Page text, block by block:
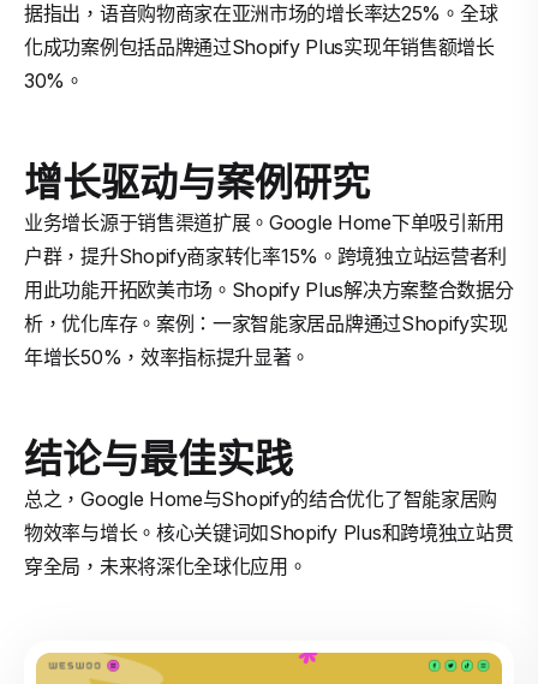
据指出，语音购物商家在亚洲市场的增长率达25%。全球
化成功案例包括品牌通过Shopify Plus实现年销售额增长
30%。
增长驱动与案例研究
业务增长源于销售渠道扩展。Google Home下单吸引新用
户群，提升Shopify商家转化率15%。跨境独立站运营者利
用此功能开拓欧美市场。Shopify Plus解决方案整合数据分
析，优化库存。案例：一家智能家居品牌通过Shopify实现
年增长50%，效率指标提升显著。
结论与最佳实践
总之，Google Home与Shopify的结合优化了智能家居购
物效率与增长。核心关键词如Shopify Plus和跨境独立站贯
穿全局，未来将深化全球化应用。